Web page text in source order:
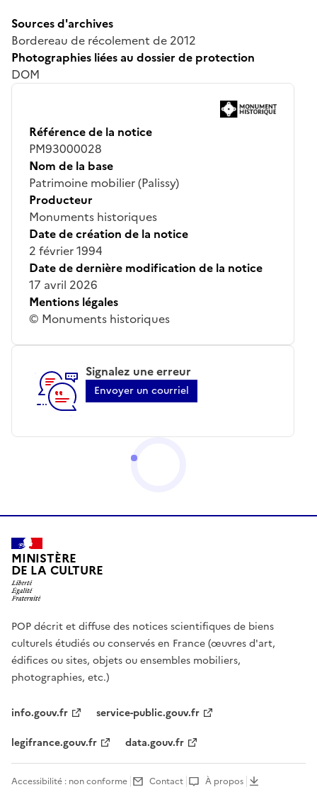
Sources d'archives
Bordereau de récolement de 2012
Photographies liées au dossier de protection
DOM
Référence de la notice
PM93000028
Nom de la base
Patrimoine mobilier (Palissy)
Producteur
Monuments historiques
Date de création de la notice
2 février 1994
Date de dernière modification de la notice
17 avril 2026
Mentions légales
© Monuments historiques
Signalez une erreur
Envoyer un courriel
MINISTÈRE
DE LA CULTURE
POP décrit et diffuse des notices scientifiques de biens
culturels étudiés ou conservés en France (œuvres d'art,
édifices ou sites, objets ou ensembles mobiliers,
photographies, etc.)
info.gouv.fr
service-public.gouv.fr
legifrance.gouv.fr
data.gouv.fr
Accessibilité : non conforme Contact À propos